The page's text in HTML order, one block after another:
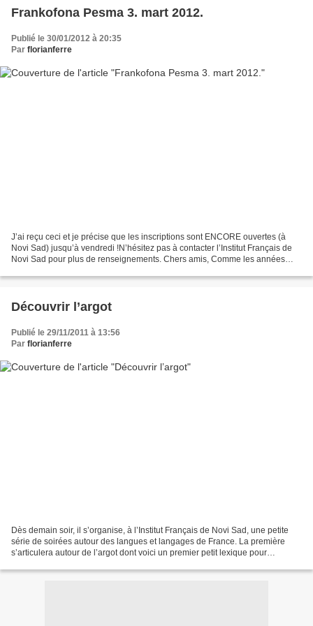
Frankofona Pesma 3. mart 2012.
Publié le 30/01/2012 à 20:35
Par florianferre
J’ai reçu ceci et je précise que les inscriptions sont ENCORE ouvertes (à
Novi Sad) jusqu’à vendredi !N’hésitez pas à contacter l’Institut Français de
Novi Sad pour plus de renseignements. Chers amis, Comme les années
Découvrir l’argot
Publié le 29/11/2011 à 13:56
Par florianferre
Dès demain soir, il s’organise, à l’Institut Français de Novi Sad, une petite
série de soirées autour des langues et langages de France. La première
s’articulera autour de l’argot dont voici un premier petit lexique pour